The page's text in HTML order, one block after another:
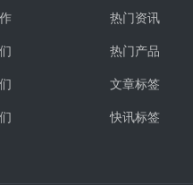
热门资讯
热门产品
文章标签
快讯标签